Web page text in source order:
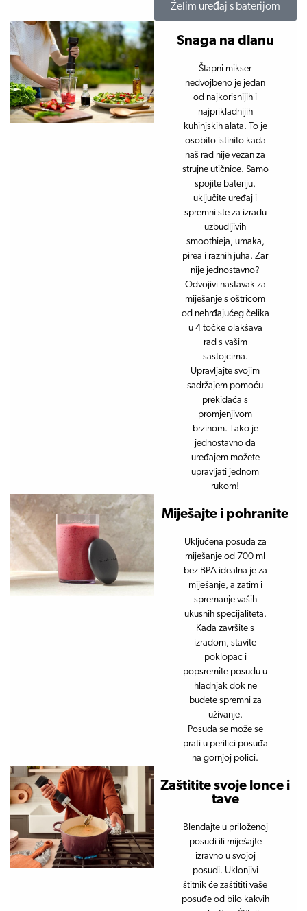
Želim uređaj s baterijom
Snaga na dlanu
Štapni mikser
nedvojbeno je jedan
od najkorisnijih i
najprikladnijih
kuhinjskih alata. To je
osobito istinito kada
naš rad nije vezan za
strujne utičnice. Samo
spojite bateriju,
uključite uređaj i
spremni ste za izradu
uzbudljivih
smoothieja, umaka,
pirea i raznih juha. Zar
nije jednostavno?
Odvojivi nastavak za
miješanje s oštricom
od nehrđajućeg čelika
u 4 točke olakšava
rad s vašim
sastojcima.
Upravljajte svojim
sadržajem pomoću
prekidača s
promjenjivom
brzinom. Tako je
jednostavno da
uređajem možete
upravljati jednom
rukom!
Miješajte i pohranite
Uključena posuda za
miješanje od 700 ml
bez BPA idealna je za
miješanje, a zatim i
spremanje vaših
ukusnih specijaliteta.
Kada završite s
izradom, stavite
poklopac i
popsremite posudu u
hladnjak dok ne
budete spremni za
uživanje.
Posuda se može se
prati u perilici posuđa
na gornjoj polici.
Zaštitite svoje lonce i
tave
Blendajte u priloženoj
posudi ili miješajte
izravno u svojoj
posudi. Uklonjivi
štitnik će zaštititi vaše
posuđe od bilo kakvih